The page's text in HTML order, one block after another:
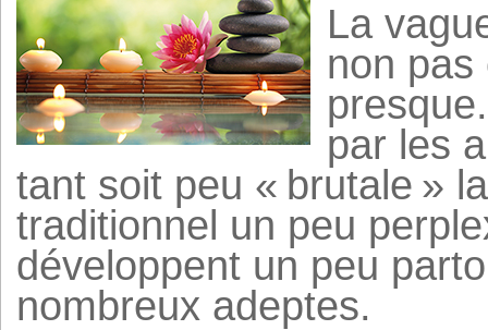
La
non pas
par les
tant soit peu « brutale »
traditionnel un peu
développent un peu
nombreux adeptes.